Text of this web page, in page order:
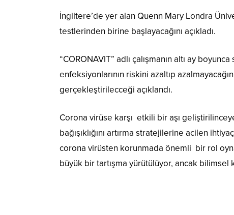
İngiltere’de yer alan Quenn Mary Londra
testlerinden birine başlayacağını açıkladı.
“CORONAVIT” adlı çalışmanın altı ay
enfeksiyonlarının riskini azaltıp
gerçekleştirilecceği açıklandı.
Corona virüse karşı etkili bir aşı
bağışıklığını artırma stratejilerine acilen
corona virüsten korunmada önemli bir rol
büyük bir tartışma yürütülüyor, ancak bilimsel